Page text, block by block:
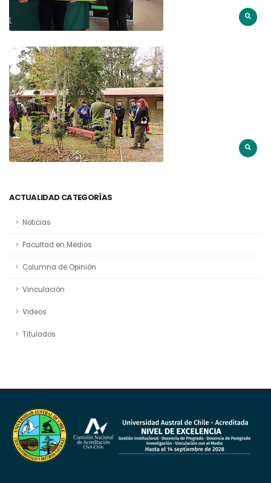
ACTUALIDAD CATEGORÍAS
Noticias
Facultad en Medios
Columna de Opinión
Vinculación
Videos
Titulados